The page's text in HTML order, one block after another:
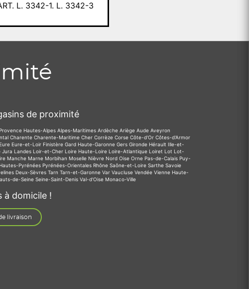
L. 3342-1. L. 3342-3
de proximité
Hautes-Alpes Alpes-Maritimes Ardèche Ariège Aude Aveyron
Charente Charente-Maritime Cher Corrèze Corse Côte-d'Or Côtes-d'Armor
Eure Eure-et-Loir Finistère Gard Haute-Garonne Gers Gironde Hérault Ille-et-
Jura Landes Loir-et-Cher Loire Haute-Loire Loire-Atlantique Loiret Lot Lot-
Manche Marne Morbihan Moselle Nièvre Nord Oise Orne Pas-de-Calais Puy-
Hautes-Pyrénées Pyrénées-Orientales Rhône Saône-et-Loire Sarthe Savoie
Deux-Sèvres Tarn Tarn-et-Garonne Var Vaucluse Vendée Vienne Haute-
de-Seine Seine-Saint-Denis Val-d'Oise Monaco-Ville
à domicile !
livraison